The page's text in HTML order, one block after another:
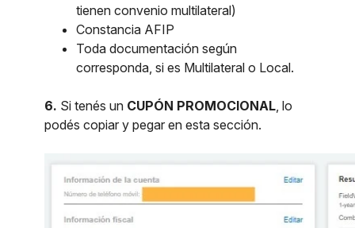
tienen convenio multilateral)
Constancia AFIP
Toda documentación según
corresponda, si es Multilateral o Local.
6. Si tenés un CUPÓN PROMOCIONAL , lo
podés copiar y pegar en esta sección.